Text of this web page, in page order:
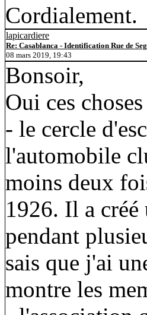
Cordialement.
lapicardiere
Re: Casablanca - Identification Rue de
08 mars 2019, 19:43
Bonsoir,
Oui ces
- le cercle
l'automobile
moins deux
1926. Il a créé
pendant
sais que j'ai
montre les